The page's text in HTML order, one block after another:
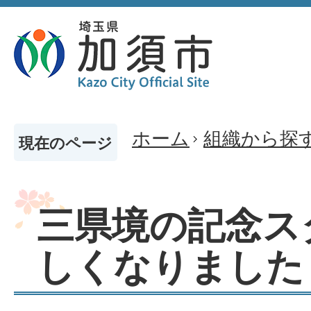
現在のページ ホーム 組織から探
三県境の記念
しくなりました